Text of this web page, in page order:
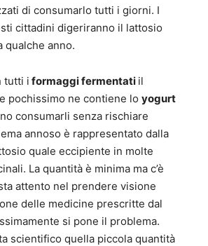
di consumarlo tutti i giorni. I
cittadini digeriranno il lattosio
qualche anno.
tutti i formaggi fermentati il
pochissimo ne contiene lo yogurt
consumarli senza rischiare
annoso è rappresentato dalla
quale eccipiente in molte
La quantità è minima ma c’è
attento nel prendere visione
delle medicine prescritte dal
si pone il problema.
scientifico quella piccola quantità